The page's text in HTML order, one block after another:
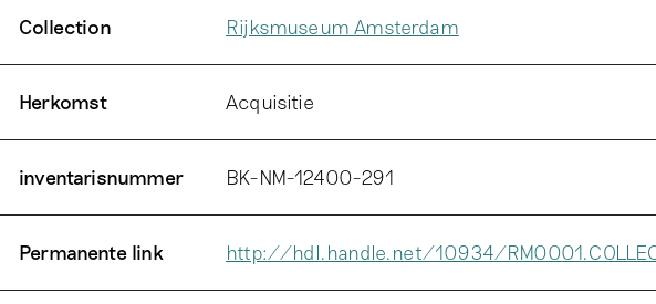
Collection Rijksmuseum Amsterdam
Herkomst Acquisitie
inventarisnummer BK-NM-12400-291
Permanente link http://hdl.handle.net/10934/